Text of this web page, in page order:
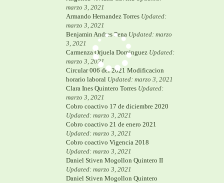
marzo 3, 2021
Armando Hernandez Torres Updated:
marzo 3, 2021
Benjamin Andres Pena Updated: marzo
3, 2021
Carmenza Orjuela Dominguez Updated:
marzo 3, 2021
Circular 006 del 2021 Modificacion
horario laboral Updated: marzo 3, 2021
Clara Ines Quintero Torres Updated:
marzo 3, 2021
Cobro coactivo 17 de diciembre 2020
Updated: marzo 3, 2021
Cobro coactivo 21 de enero 2021
Updated: marzo 3, 2021
Cobro coactivo Vigencia 2018
Updated: marzo 3, 2021
Daniel Stiven Mogollon Quintero II
Updated: marzo 3, 2021
Daniel Stiven Mogollon Quintero